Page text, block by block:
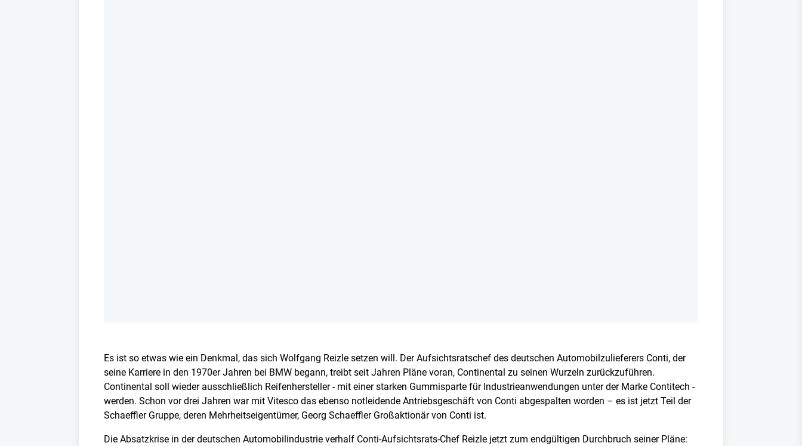
Es ist so etwas wie ein Denkmal, das sich Wolfgang Reizle setzen will. Der Aufsichtsratschef des deutschen Automobilzulieferers Conti, der
seine Karriere in den 1970er Jahren bei BMW begann, treibt seit Jahren Pläne voran, Continental zu seinen Wurzeln zurückzuführen.
Continental soll wieder ausschließlich Reifenhersteller - mit einer starken Gummisparte für Industrieanwendungen unter der Marke Contitech -
werden. Schon vor drei Jahren war mit Vitesco das ebenso notleidende Antriebsgeschäft von Conti abgespalten worden – es ist jetzt Teil der
Schaeffler Gruppe, deren Mehrheitseigentümer, Georg Schaeffler Großaktionär von Conti ist.
Die Absatzkrise in der deutschen Automobilindustrie verhalf Conti-Aufsichtsrats-Chef Reizle jetzt zum endgültigen Durchbruch seiner Pläne: